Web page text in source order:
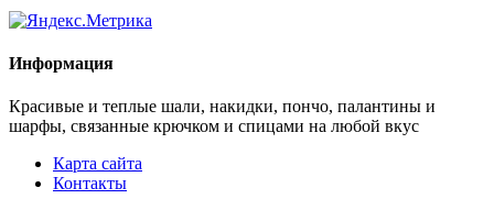
Информация
Красивые и теплые шали, накидки, пончо, палантины и
шарфы, связанные крючком и спицами на любой вкус
Карта сайта
Контакты